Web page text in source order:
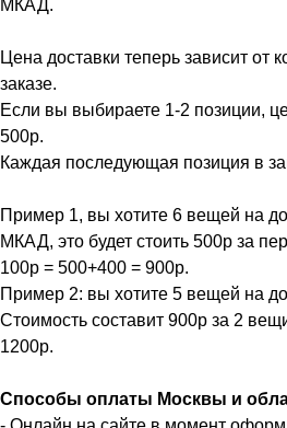
МКАД.
Цена доставки теперь зависит от
заказе.
Если вы выбираете 1-2 позиции,
500р.
Каждая последующая позиция в
Пример 1, вы хотите 6 вещей на
МКАД, это будет стоить 500р за
100р = 500+400 = 900р.
Пример 2: вы хотите 5 вещей на
Стоимость составит 900р за 2
1200р.
Способы оплаты Москвы и